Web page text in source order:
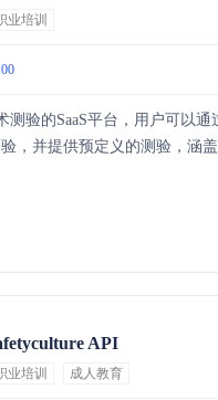
业培训
测验的SaaS平台，用户可以
，并提供预定义的测验，涵
API
业培训 成人教育